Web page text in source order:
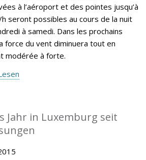
à l’aéroport et des pointes jusqu’à
seront possibles au cours de la nuit
à samedi. Dans les prochains
force du vent diminuera tout en
modérée à forte.
Jahr in Luxemburg seit